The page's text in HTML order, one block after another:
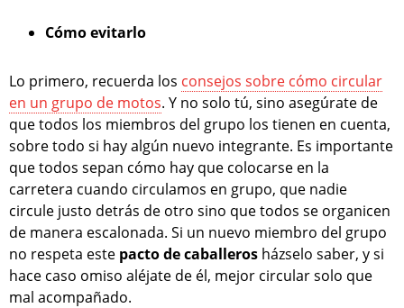
Cómo evitarlo
Lo primero, recuerda los consejos sobre cómo circular
en un grupo de motos. Y no solo tú, sino asegúrate de
que todos los miembros del grupo los tienen en cuenta,
sobre todo si hay algún nuevo integrante. Es importante
que todos sepan cómo hay que colocarse en la
carretera cuando circulamos en grupo, que nadie
circule justo detrás de otro sino que todos se organicen
de manera escalonada. Si un nuevo miembro del grupo
no respeta este pacto de caballeros házselo saber, y si
hace caso omiso aléjate de él, mejor circular solo que
mal acompañado.